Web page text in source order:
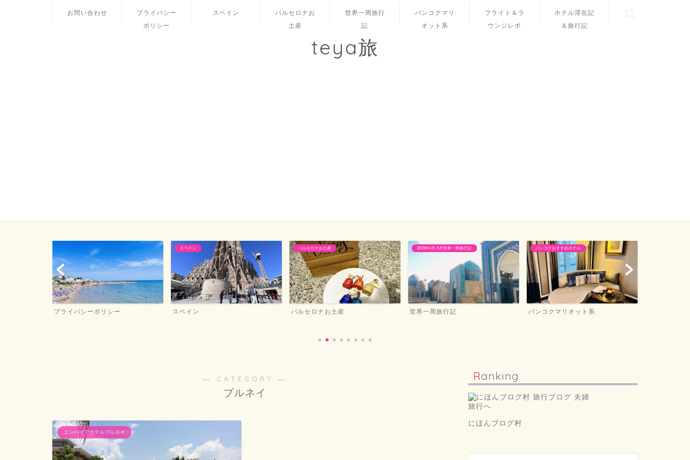
お問い合わせ
プライバシー
ポリシー
スペイン
バルセロナお
土産
世界一周旅行
記
バンコクマリ
オット系
フライト＆ラ
ウンジレポ
ホテル滞在記
＆旅行記
teya旅
スペイン
バルセロナお土産
バルセロナお土産
2019年4月-5月世界一周旅行記
世界一周旅行記
バンコクおすすめホテル
バンコクマリオット系
空の旅関連（フライト＆ラウンジ）
フライト＆ラウンジレポ
― CATEGORY ―
ブルネイ
エンパイアホテルブルネイ
Ranking
にほんブログ村